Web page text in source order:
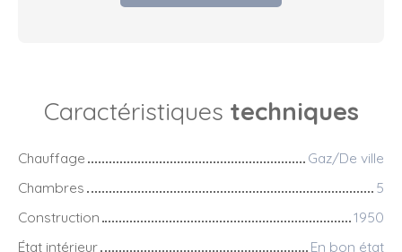
Caractéristiques techniques
Chauffage
Gaz/De ville
Chambres
5
Construction
1950
État intérieur
En bon état